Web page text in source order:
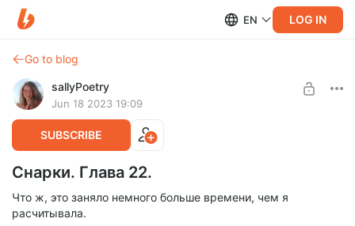
EN LOG IN
Go to blog
sallyPoetry
Jun 18 2023 19:09
SUBSCRIBE
Снарки. Глава 22.
Что ж, это заняло немного больше времени, чем я
расчитывала.